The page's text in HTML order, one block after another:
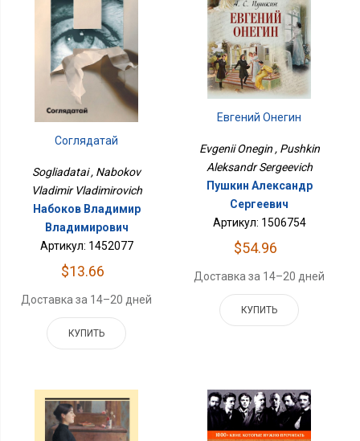
Соглядатай
Sogliadatai , Nabokov
Vladimir Vladimirovich
Набоков Владимир
Владимирович
Артикул: 1452077
$13.66
Доставка за 14–20 дней
КУПИТЬ
Евгений Онегин
Evgenii Onegin , Pushkin
Aleksandr Sergeevich
Пушкин Александр
Сергеевич
Артикул: 1506754
$54.96
Доставка за 14–20 дней
КУПИТЬ